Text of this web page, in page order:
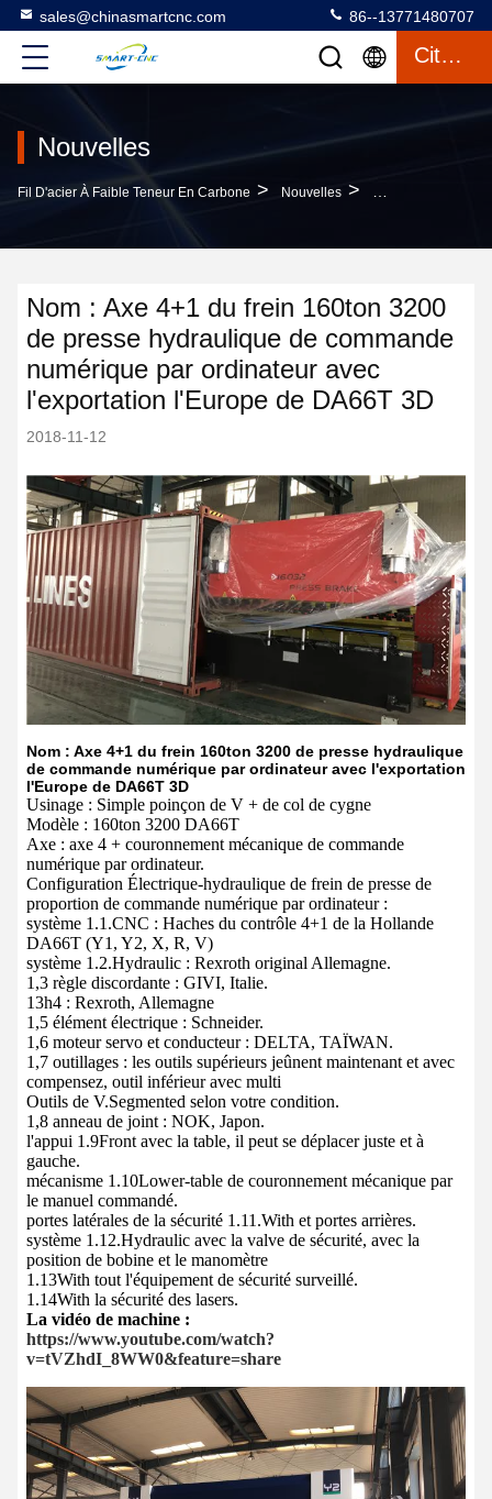
sales@chinasmartcnc.com 86--13771480707
Citation
Nouvelles
Fil D'acier À Faible Teneur En Carbone > Nouvelles > Actualités De
Nom : Axe 4+1 du frein 160ton 3200
de presse hydraulique de commande
numérique par ordinateur avec
l'exportation l'Europe de DA66T 3D
2018-11-12
Nom : Axe 4+1 du frein 160ton 3200 de presse hydraulique
de commande numérique par ordinateur avec l'exportation
l'Europe de DA66T 3D
Usinage : Simple poinçon de V + de col de cygne
Modèle : 160ton 3200 DA66T
Axe : axe 4 + couronnement mécanique de commande
numérique par ordinateur.
Configuration Électrique-hydraulique de frein de presse de
proportion de commande numérique par ordinateur :
système 1.1.CNC : Haches du contrôle 4+1 de la Hollande
DA66T (Y1, Y2, X, R, V)
système 1.2.Hydraulic : Rexroth original Allemagne.
1,3 règle discordante : GIVI, Italie.
13h4 : Rexroth, Allemagne
1,5 élément électrique : Schneider.
1,6 moteur servo et conducteur : DELTA, TAÏWAN.
1,7 outillages : les outils supérieurs jeûnent maintenant et avec
compensez, outil inférieur avec multi
Outils de V.Segmented selon votre condition.
1,8 anneau de joint : NOK, Japon.
l'appui 1.9Front avec la table, il peut se déplacer juste et à
gauche.
mécanisme 1.10Lower-table de couronnement mécanique par
le manuel commandé.
portes latérales de la sécurité 1.11.With et portes arrières.
système 1.12.Hydraulic avec la valve de sécurité, avec la
position de bobine et le manomètre
1.13With tout l'équipement de sécurité surveillé.
1.14With la sécurité des lasers.
La vidéo de machine :
https://www.youtube.com/watch?
v=tVZhdI_8WW0&feature=share